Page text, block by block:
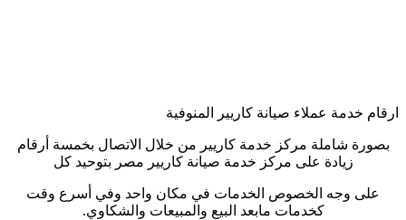
ارقام خدمة عملاء صيانة كاريير المنوفية
بصورة شاملة مركز خدمة كاريير من خلال الاتصال بخمسة أرقام
زيادة على مركز خدمة صيانة كاريير مصر بتوحيد كل
على وجه الخصوص الخدمات في مكان واحد وفي أسرع وقت
كخدمات مابعد البيع والمبيعات والشكاوي.